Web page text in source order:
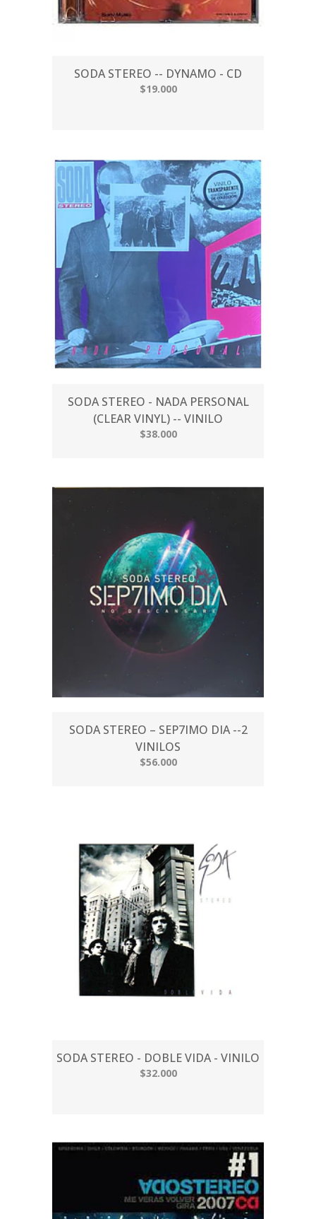
SODA STEREO -- DYNAMO - CD
$19.000
SODA STEREO - NADA PERSONAL
(CLEAR VINYL) -- VINILO
$38.000
SODA STEREO – SEP7IMO DIA --2
VINILOS
$56.000
SODA STEREO - DOBLE VIDA - VINILO
$32.000